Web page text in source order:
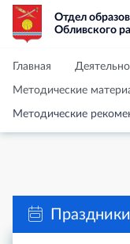
Отдел
Обливского
Главная
Методические
Методические
Праздники